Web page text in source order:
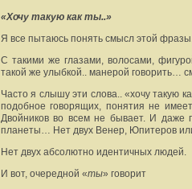
«Хочу такую как ты..»
Я все пытаюсь понять смысл этой
С такими же глазами, волосами,
такой же улыбкой.. манерой говорить…
Часто я слышу эти слова.. «хочу такую
подобное говорящих, понятия не
Двойников во всем не бывает. И
планеты… Нет двух Венер, Юпитеров
Нет двух абсолютно идентичных людей.
И вот, очередной «ты» говорит